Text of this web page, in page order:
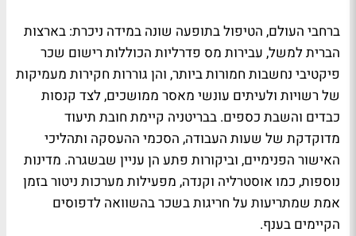
ברחבי העולם, הטיפול בתופעה שונה במידה ניכרת: בארצות
הברית למשל, עבירות מס פדרליות הכוללות רישום שכר
פיקטיבי נחשבות חמורות ביותר, והן גוררות חקירות מעמיקות
של רשויות ולעיתים עונשי מאסר ממושכים, לצד קנסות
כבדים והשבת כספים. בבריטניה קיימת חובת תיעוד
מדוקדקת של שעות העבודה, הסכמי ההעסקה ותהליכי
האישור הפנימיים, וביקורות פתע הן עניין שבשגרה. מדינות
נוספות, כמו אוסטרליה וקנדה, מפעילות מערכות ניטור בזמן
אמת שמתריעות על חריגות בשכר בהשוואה לדפוסים
הקיימים בענף.